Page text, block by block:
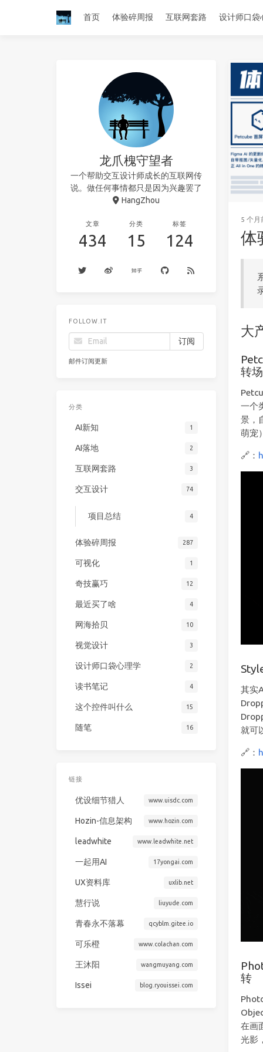
首页 体验碎周报 互联网套路 设计师口袋
5 个月
体
大
转场
一个
景，
萌宠
🔗：
其实
就可
🔗：
转
在画
光影
龙爪槐守望者
一个帮助交互设计师成长的互联网传
说。做任何事情都只是因为兴趣罢了
HangZhou
文章
434
分类
15
标签
124
FOLLOW.IT
邮件订阅更新
分类
AI新知 1
AI落地 2
互联网套路 3
交互设计 74
项目总结 4
体验碎周报 287
可视化 1
奇技赢巧 12
最近买了啥 4
网海拾贝 10
视觉设计 3
设计师口袋心理学 2
读书笔记 4
这个控件叫什么 15
随笔 16
链接
优设细节猎人 www.uisdc.com
Hozin-信息架构 www.hozin.com
leadwhite www.leadwhite.net
一起用AI 17yongai.com
UX资料库 uxlib.net
慧行说 liuyude.com
青春永不落幕 qcyblm.gitee.io
可乐橙 www.colachan.com
王沐阳 wangmuyang.com
Issei blog.ryouissei.com